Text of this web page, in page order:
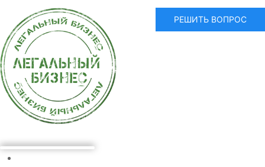
РЕШИТЬ ВОПРОС